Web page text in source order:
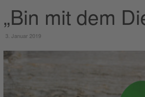
„Bin mit dem
3. Januar 2019